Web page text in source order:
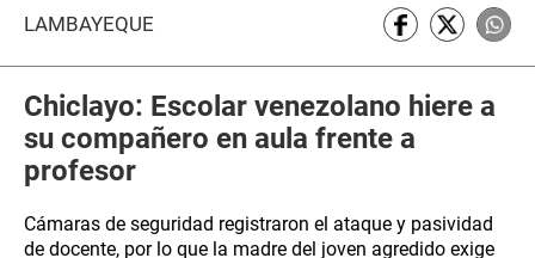
LAMBAYEQUE
Chiclayo: Escolar venezolano hiere a
su compañero en aula frente a
profesor
Cámaras de seguridad registraron el ataque y pasividad
de docente, por lo que la madre del joven agredido exige